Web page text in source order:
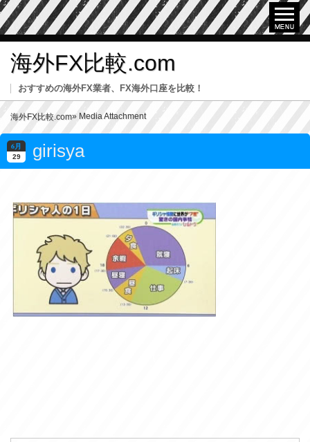
海外FX比較.com
おすすめの海外FX業者、FX海外口座を比較！
海外FX比較.com» Media Attachment
6月
29 girisya